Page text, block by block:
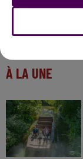
À LA UNE